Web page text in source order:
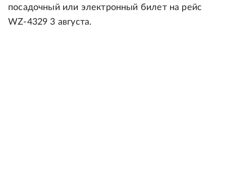
посадочный или электронный билет на рейс
WZ-4329 3 августа.